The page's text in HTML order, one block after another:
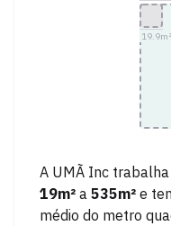
19.9m²
A UMÃ Inc trabalha
19m² a 535m² e
médio do metro